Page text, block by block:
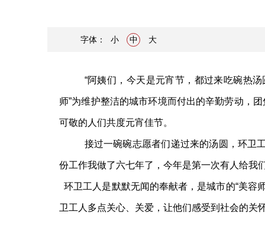
字体： 小 中 大
“阿姨们，今天是元宵节，都过来吃碗热汤
师”为维护整洁的城市环境而付出的辛勤劳动，
可敬的人们共度元宵佳节。
接过一碗碗志愿者们递过来的汤圆，环卫
份工作我做了六七年了，今年是第一次有人给我
环卫工人是默默无闻的奉献者，是城市的“美容
卫工人多点关心、关爱，让他们感受到社会的关